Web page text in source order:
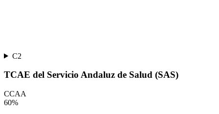
C2
TCAE del Servicio Andaluz de Salud (SAS)
CCAA
60%